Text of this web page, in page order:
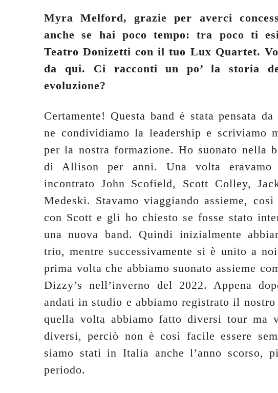
Myra Melford, grazie per averci
anche se hai poco tempo: tra poco ti
Teatro Donizetti con il tuo Lux Quartet.
da qui. Ci racconti un po’ la storia
evoluzione?
Certamente! Questa band è stata pensata
ne condividiamo la leadership e scriviamo
per la nostra formazione. Ho suonato nella
di Allison per anni. Una volta
incontrato John Scofield, Scott Colley,
Medeski. Stavamo viaggiando assieme,
con Scott e gli ho chiesto se fosse stato
una nuova band. Quindi inizialmente
trio, mentre successivamente si è unito a
prima volta che abbiamo suonato assieme
Dizzy’s nell’inverno del 2022. Appena
andati in studio e abbiamo registrato il
quella volta abbiamo fatto diversi tour ma
diversi, perciò non è così facile essere
siamo stati in Italia anche l’anno scorso,
periodo.